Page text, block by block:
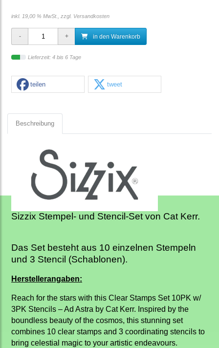
inkl. 19,00 % MwSt., zzgl. Versandkosten
in den Warenkorb
Lieferzeit: 4 bis 6 Tage
teilen tweet
Beschreibung
Sizzix Stempel- und Stencil-Set von Cat Kerr.
Das Set besteht aus 10 einzelnen Stempeln
und 3 Stencil (Schablonen).
Herstellerangaben:
Reach for the stars with this Clear Stamps Set 10PK w/
3PK Stencils – Ad Astra by Cat Kerr. Inspired by the
boundless beauty of the cosmos, this stunning set
combines 10 clear stamps and 3 coordinating stencils to
bring celestial magic to your artistic endeavours.